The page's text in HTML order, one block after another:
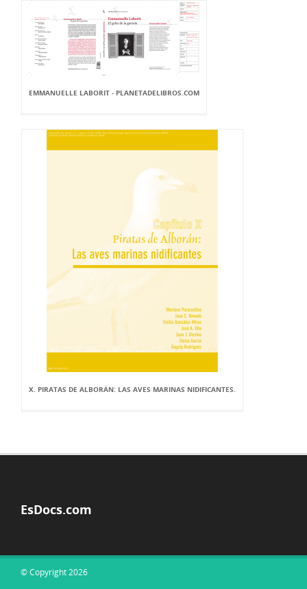
EMMANUELLE LABORIT - PLANETADELIBROS.COM
X. PIRATAS DE ALBORÁN: LAS AVES MARINAS NIDIFICANTES.
EsDocs.com
© Copyright 2026